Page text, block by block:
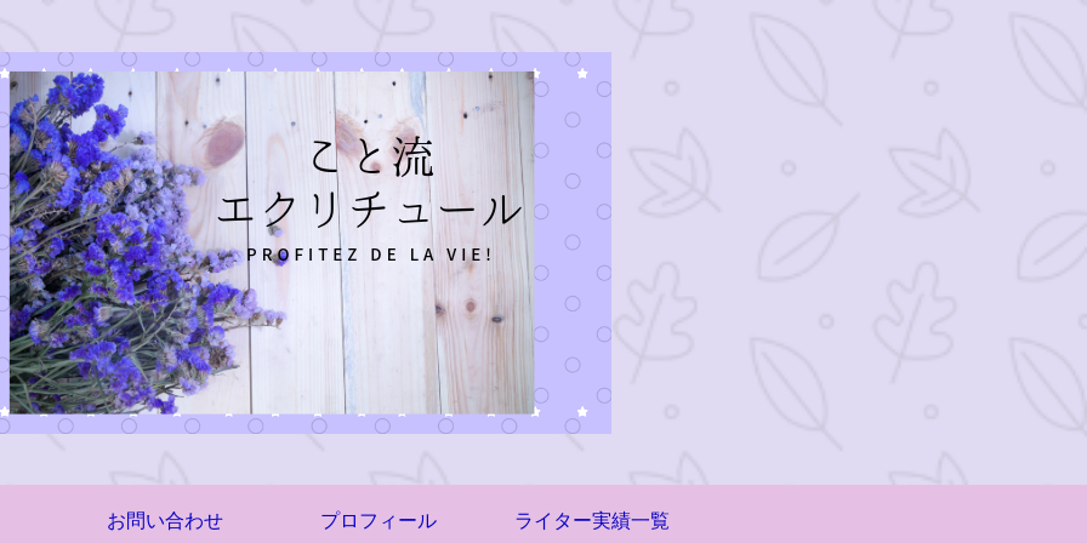
お問い合わせ プロフィール ライター実績一覧